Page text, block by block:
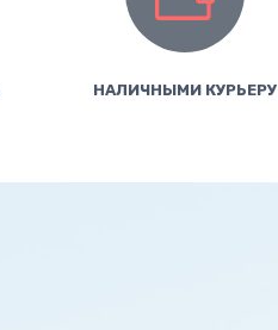
НАЛИЧНЫМИ КУРЬЕРУ